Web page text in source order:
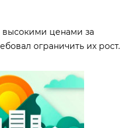
ценами за
ограничить их рост.